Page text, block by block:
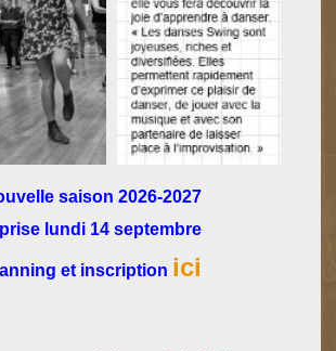
saison 2026-2027
lundi 14 septembre
et inscription ici